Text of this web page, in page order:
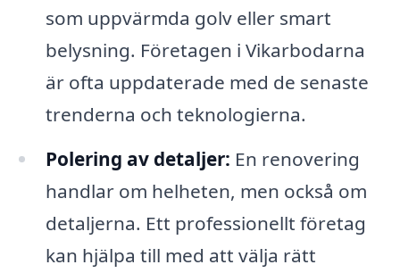
som uppvärmda golv eller smart
belysning. Företagen i Vikarbodarna
är ofta uppdaterade med de senaste
trenderna och teknologierna.
Polering av detaljer: En renovering
handlar om helheten, men också om
detaljerna. Ett professionellt företag
kan hjälpa till med att välja rätt